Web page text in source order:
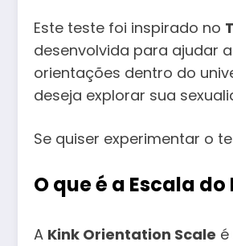
Este teste foi inspirado no
desenvolvida para ajudar
orientações dentro do
deseja explorar sua
Se quiser experimentar o
O que é a Escala do
A Kink Orientation Scale